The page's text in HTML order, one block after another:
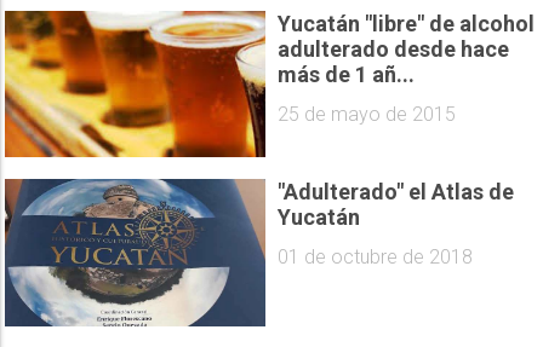
Yucatán "libre" de alcohol
adulterado desde hace
más de 1 añ...
25 de mayo de 2015
"Adulterado" el Atlas de
Yucatán
01 de octubre de 2018